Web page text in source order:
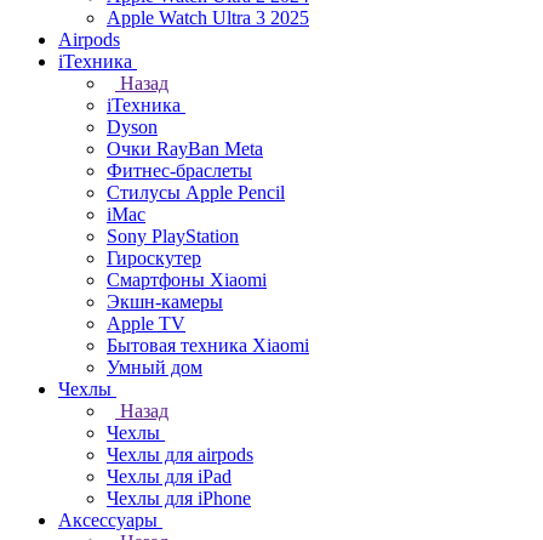
Apple Watch Ultra 3 2025
Airpods
iТехника
Назад
iТехника
Dyson
Очки RayBan Meta
Фитнес-браслеты
Стилусы Apple Pencil
iMac
Sony PlayStation
Гироскутер
Смартфоны Xiaomi
Экшн-камеры
Apple TV
Бытовая техника Xiaomi
Умный дом
Чехлы
Назад
Чехлы
Чехлы для airpods
Чехлы для iPad
Чехлы для iPhone
Аксессуары